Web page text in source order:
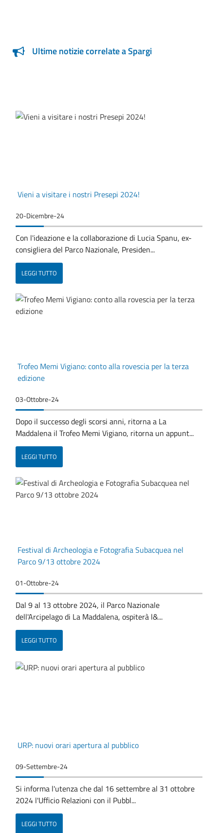
Ultime notizie correlate a Spargi
Vieni a visitare i nostri Presepi 2024!
20-Dicembre-24
Con l'ideazione e la collaborazione di Lucia Spanu, ex-
consigliera del Parco Nazionale, Presiden...
LEGGI TUTTO
Trofeo Memi Vigiano: conto alla rovescia per la terza
edizione
03-Ottobre-24
Dopo il successo degli scorsi anni, ritorna a La
Maddalena il Trofeo Memi Vigiano, ritorna un appunt...
LEGGI TUTTO
Festival di Archeologia e Fotografia Subacquea nel
Parco 9/13 ottobre 2024
01-Ottobre-24
Dal 9 al 13 ottobre 2024, il Parco Nazionale
dell'Arcipelago di La Maddalena, ospiterà l&...
LEGGI TUTTO
URP: nuovi orari apertura al pubblico
09-Settembre-24
Si informa l'utenza che dal 16 settembre al 31 ottobre
2024 l'Ufficio Relazioni con il Pubbl...
LEGGI TUTTO